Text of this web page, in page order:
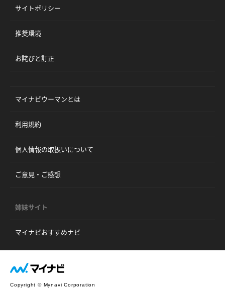
サイトポリシー
推奨環境
お詫びと訂正
マイナビウーマンとは
利用規約
個人情報の取扱いについて
ご意見・ご感想
姉妹サイト
マイナビおすすめナビ
Copyright © Mynavi Corporation